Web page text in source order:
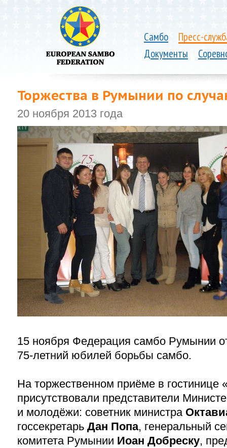
Самбо
Пресс-
Документы
Торжества в Румынии по
20 ноября 2013 года
15 ноября Федерация самбо Румынии
75-летний юбилей борьбы самбо.
На торжественном приёме в гостинице
присутствовали представители
и молодёжи: советник министра
госсекретарь Дан Попа, генеральный
комитета Румынии Иоан Добреску,